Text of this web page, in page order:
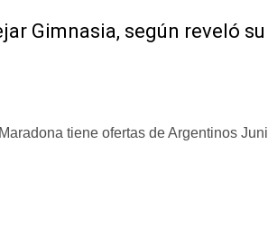
Gimnasia, según reveló